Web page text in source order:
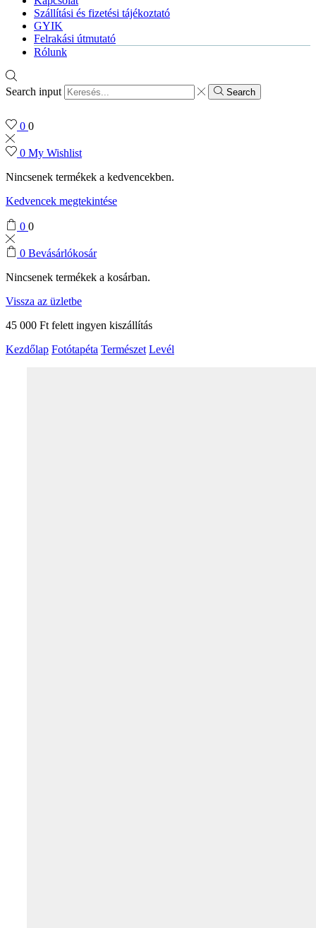
Szállítási és fizetési tájékoztató
GYIK
Felrakási útmutató
Rólunk
Search input Search
0 0
0 My Wishlist
Nincsenek termékek a kedvencekben.
Kedvencek megtekintése
0 0
0 Bevásárlókosár
Nincsenek termékek a kosárban.
Vissza az üzletbe
45 000 Ft felett ingyen kiszállítás
Kezdőlap Fotótapéta Természet Levél